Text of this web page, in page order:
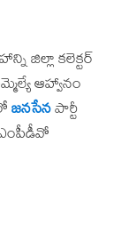
జిల్లా కలెక్టర్
ఆహ్వానం
జనసేనపార్టీ